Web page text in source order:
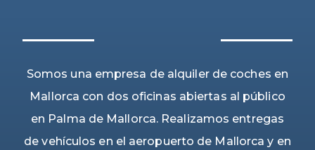
Somos una empresa de alquiler de coches en
Mallorca con dos oficinas abiertas al público
en Palma de Mallorca. Realizamos entregas
de vehículos en el aeropuerto de Mallorca y en